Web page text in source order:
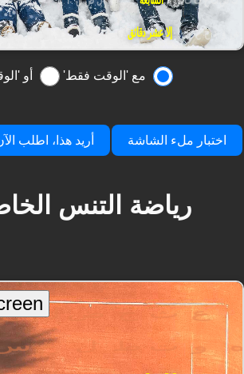
مع 'الوقت فقط' أو
اختبار ملء الشاشة أريد هذا، اطلب
رياضة التنس